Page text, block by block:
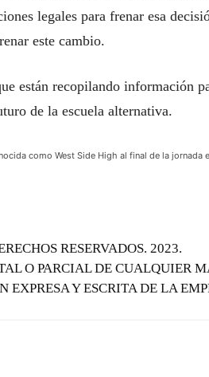
legales para frenar esa
este cambio.
están recopilando información
de la escuela alternativa.
como West Side High al final de la jornada
RESERVADOS. 2023.
O PARCIAL DE CUALQUIER
Y ESCRITA DE LA